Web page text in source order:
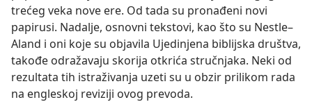
trećeg veka nove ere. Od tada su pronađeni novi
papirusi. Nadalje, osnovni tekstovi, kao što su Nestle–
Aland i oni koje su objavila Ujedinjena biblijska društva,
takođe odražavaju skorija otkrića stručnjaka. Neki od
rezultata tih istraživanja uzeti su u obzir prilikom rada
na engleskoj reviziji ovog prevoda.